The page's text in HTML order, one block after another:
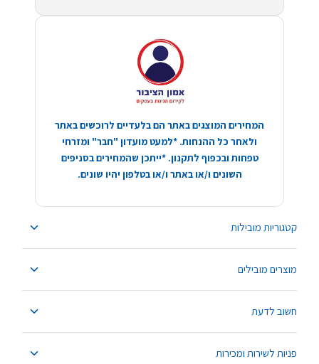
קטגוריות מובילות
מוצרים מובילים
חשוב לדעת
פניות לשירות ומכירות
המחירים המוצגים באתר הם בלעדיים לרוכשים באתר
ולאחר כל ההנחות. *למעט מועדון "חבר" ומזרחי
טפחות ובכפוף לתקנון. *ייתכן שהמחירים בסניפים
השונים ו/או באתר ו/או בטלפון יהיו שונים.